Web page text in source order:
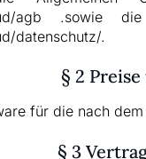
agb .sowie die
datenschutz/.
§ 2
für die nach
§ 3